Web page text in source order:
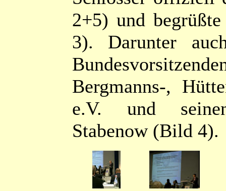
2+5) und
3). Darunter
Bergmanns-,
e.V. und
Stabenow (Bild 4).